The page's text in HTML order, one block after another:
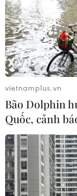
vietnamplus.vn
Bão Dolphin
Quốc, cảnh